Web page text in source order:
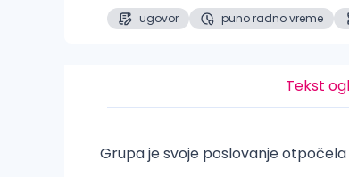
ugovor puno radno vreme
Tekst
Grupa je svoje poslovanje